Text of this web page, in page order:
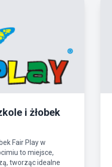
i żłobek
Fair Play w
to miejsce,
tworząc idealne